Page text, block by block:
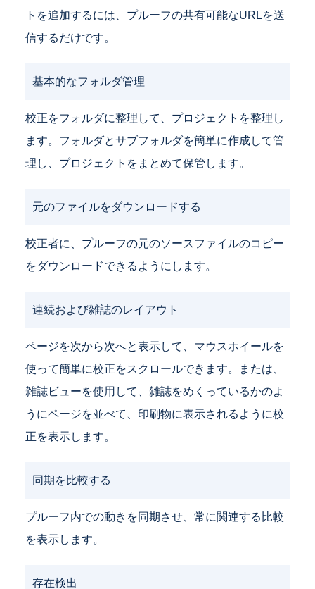
トを追加するには、プルーフの共有可能なURLを送
信するだけです。
基本的なフォルダ管理
校正をフォルダに整理して、プロジェクトを整理し
ます。フォルダとサブフォルダを簡単に作成して管
理し、プロジェクトをまとめて保管します。
元のファイルをダウンロードする
校正者に、プルーフの元のソースファイルのコピー
をダウンロードできるようにします。
連続および雑誌のレイアウト
ページを次から次へと表示して、マウスホイールを
使って簡単に校正をスクロールできます。または、
雑誌ビューを使用して、雑誌をめくっているかのよ
うにページを並べて、印刷物に表示されるように校
正を表示します。
同期を比較する
プルーフ内での動きを同期させ、常に関連する比較
を表示します。
存在検出